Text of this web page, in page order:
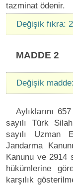
tazminat ödenir.
Değişik fıkra:
MADDE 2
Değişik
Aylıklarını
sayılı Türk
sayılı Uzman
Jandarma
Kanunu ve 2914
hükümlerine
karşılık